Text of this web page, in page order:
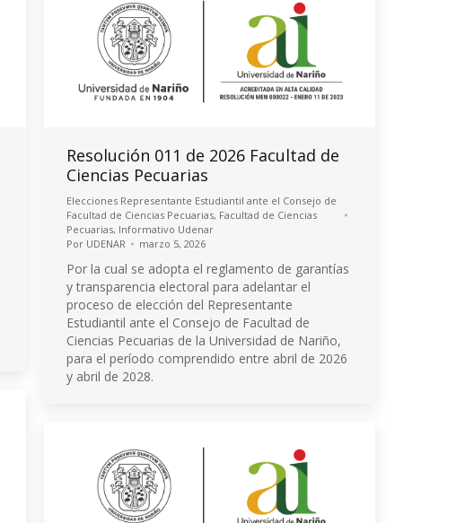
Resolución 011 de 2026 Facultad de
Ciencias Pecuarias
Elecciones Representante Estudiantil ante el Consejo de
Facultad de Ciencias Pecuarias, Facultad de Ciencias
Pecuarias, Informativo Udenar
Por UDENAR marzo 5, 2026
Por la cual se adopta el reglamento de garantías
y transparencia electoral para adelantar el
proceso de elección del Representante
Estudiantil ante el Consejo de Facultad de
Ciencias Pecuarias de la Universidad de Nariño,
para el período comprendido entre abril de 2026
y abril de 2028.